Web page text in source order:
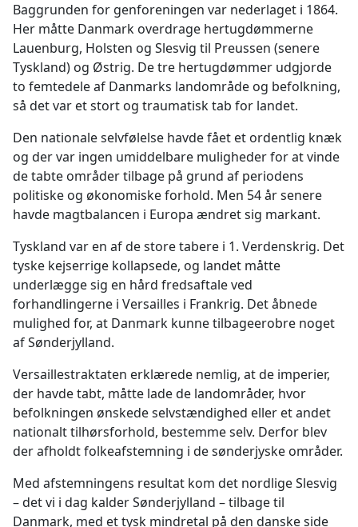
Baggrunden for genforeningen var nederlaget i 1864.
Her måtte Danmark overdrage hertugdømmerne
Lauenburg, Holsten og Slesvig til Preussen (senere
Tyskland) og Østrig. De tre hertugdømmer udgjorde
to femtedele af Danmarks landområde og befolkning,
så det var et stort og traumatisk tab for landet.
Den nationale selvfølelse havde fået et ordentlig knæk
og der var ingen umiddelbare muligheder for at vinde
de tabte områder tilbage på grund af periodens
politiske og økonomiske forhold. Men 54 år senere
havde magtbalancen i Europa ændret sig markant.
Tyskland var en af de store tabere i 1. Verdenskrig. Det
tyske kejserrige kollapsede, og landet måtte
underlægge sig en hård fredsaftale ved
forhandlingerne i Versailles i Frankrig. Det åbnede
mulighed for, at Danmark kunne tilbageerobre noget
af Sønderjylland.
Versaillestraktaten erklærede nemlig, at de imperier,
der havde tabt, måtte lade de landområder, hvor
befolkningen ønskede selvstændighed eller et andet
nationalt tilhørsforhold, bestemme selv. Derfor blev
der afholdt folkeafstemning i de sønderjyske områder.
Med afstemningens resultat kom det nordlige Slesvig
– det vi i dag kalder Sønderjylland – tilbage til
Danmark, med et tysk mindretal på den danske side